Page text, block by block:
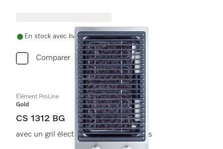
En stock avec livraison gratuite
Comparer
Élément ProLine
Gold
CS 1312 BG
avec un gril électrique pour les grillades